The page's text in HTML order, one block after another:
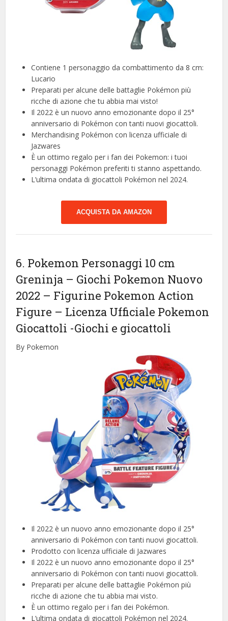
Contiene 1 personaggio da combattimento da 8 cm:
Lucario
Preparati per alcune delle battaglie Pokémon più
ricche di azione che tu abbia mai visto!
Il 2022 è un nuovo anno emozionante dopo il 25°
anniversario di Pokémon con tanti nuovi giocattoli.
Merchandising Pokémon con licenza ufficiale di
Jazwares
È un ottimo regalo per i fan dei Pokemon: i tuoi
personaggi Pokémon preferiti ti stanno aspettando.
L’ultima ondata di giocattoli Pokémon nel 2024.
ACQUISTA DA AMAZON
6. Pokemon Personaggi 10 cm
Greninja – Giochi Pokemon Nuovo
2022 – Figurine Pokemon Action
Figure – Licenza Ufficiale Pokemon
Giocattoli -Giochi e giocattoli
By Pokemon
Il 2022 è un nuovo anno emozionante dopo il 25°
anniversario di Pokémon con tanti nuovi giocattoli.
Prodotto con licenza ufficiale di Jazwares
Il 2022 è un nuovo anno emozionante dopo il 25°
anniversario di Pokémon con tanti nuovi giocattoli.
Preparati per alcune delle battaglie Pokémon più
ricche di azione che tu abbia mai visto.
È un ottimo regalo per i fan dei Pokémon.
L’ultima ondata di giocattoli Pokémon nel 2024.